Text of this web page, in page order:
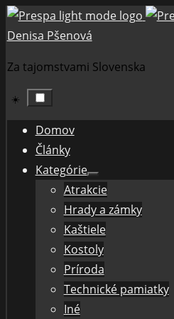
Skip
to
Denisa Pšenová
Za tajomstvami Slovenska
☀️
Domov
Články
Kategórie
Show
sub
menu
Atrakcie
Hrady a zámky
Kaštiele
Kostoly
Príroda
Technické pamiatky
Iné